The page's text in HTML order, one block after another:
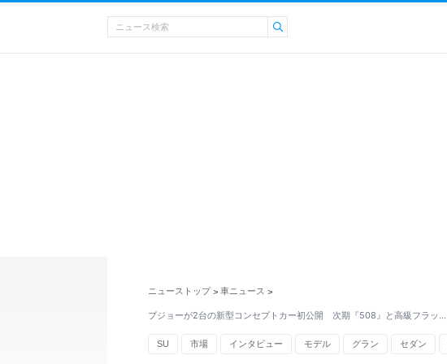
ニューストップ > 車ニュース >
プジョーが2台の新型コンセプトカー初公開 次期『508』と高級フラッ…
SU 市場 インタビュー モデル グラン セダン